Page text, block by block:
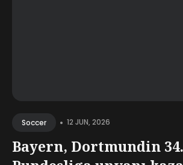
Soccer • 12 JUN, 2026
Bayern, Dortmundin 34.